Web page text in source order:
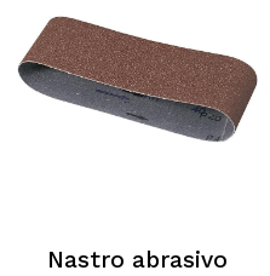
Nastro abrasivo